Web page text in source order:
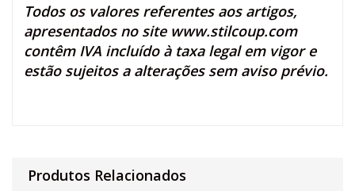
Todos os valores referentes aos artigos,
apresentados no site www.stilcoup.com
contêm IVA incluído à taxa legal em vigor e
estão sujeitos a alterações sem aviso prévio.
Produtos Relacionados